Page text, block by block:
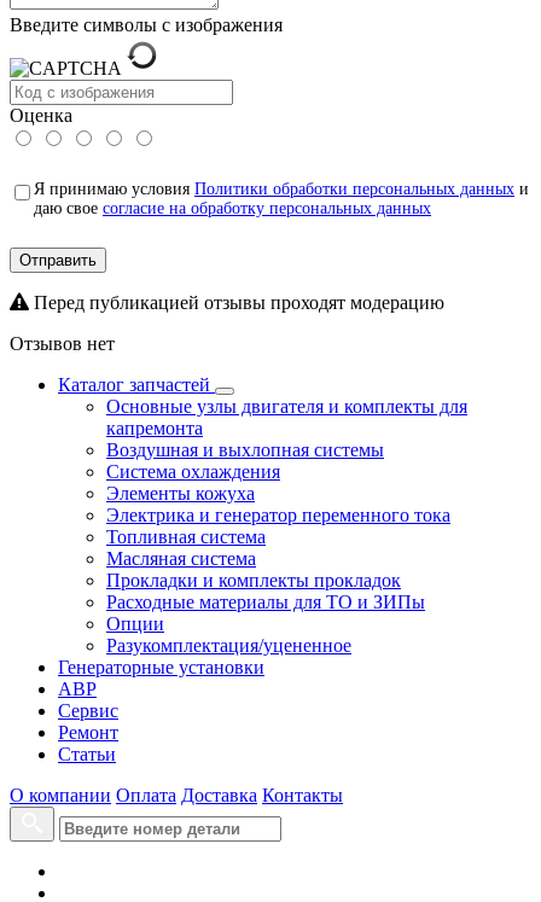
Введите символы с изображения
Оценка
Я принимаю условия Политики обработки персональных данных и
даю свое согласие на обработку персональных данных
Отправить
Перед публикацией отзывы проходят модерацию
Отзывов нет
Каталог запчастей
Основные узлы двигателя и комплекты для
капремонта
Воздушная и выхлопная системы
Система охлаждения
Элементы кожуха
Электрика и генератор переменного тока
Топливная система
Масляная система
Прокладки и комплекты прокладок
Расходные материалы для ТО и ЗИПы
Опции
Разукомплектация/уцененное
Генераторные установки
АВР
Сервис
Ремонт
Статьи
О компании Оплата Доставка Контакты